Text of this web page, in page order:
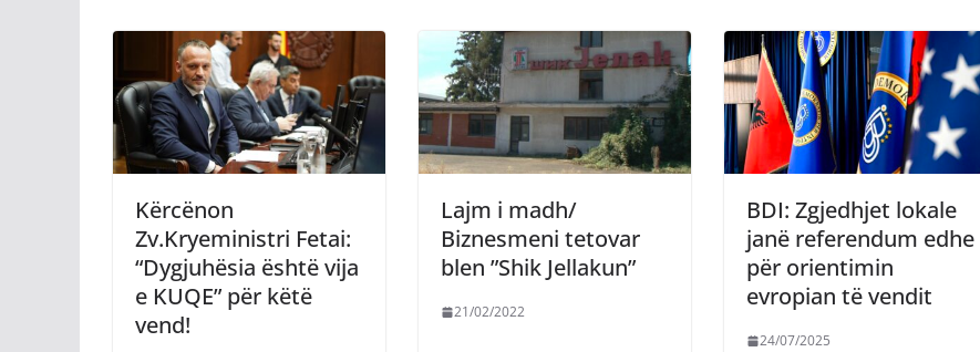
Kërcënon
Zv.Kryeministri Fetai:
“Dygjuhësia është vija
e KUQE” për këtë
vend!
Lajm i madh/
Biznesmeni tetovar
blen ”Shik Jellakun”
21/02/2022
BDI: Zgjedhjet lokale
janë referendum edhe
për orientimin
evropian të vendit
24/07/2025